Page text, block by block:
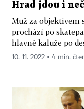
Hrad jdou i
Muž za objektivem
prochází po
hlavně kaluže po
10. 11. 2022 ▪ 4 min.